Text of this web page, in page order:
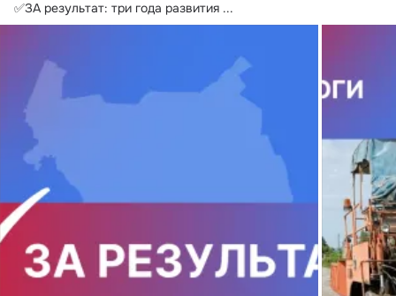
✅ЗА результат: три года развития ...